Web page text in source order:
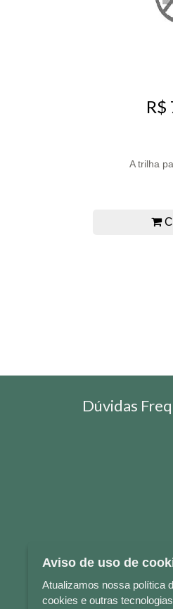
R$
A trilha
Dúvidas
Aviso de uso de
Atualizamos nossa política
cookies e outras